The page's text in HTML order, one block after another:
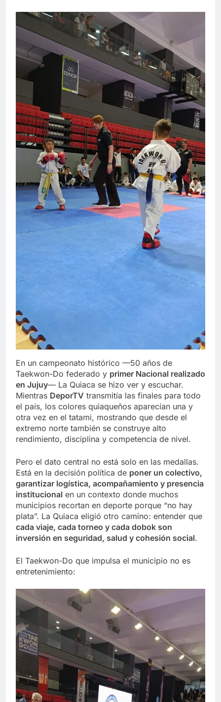
En un campeonato histórico —50 años de
Taekwon-Do federado y primer Nacional realizado
en Jujuy— La Quiaca se hizo ver y escuchar.
Mientras DeporTV transmitía las finales para todo
el país, los colores quiaqueños aparecían una y
otra vez en el tatami, mostrando que desde el
extremo norte también se construye alto
rendimiento, disciplina y competencia de nivel.
Pero el dato central no está solo en las medallas.
Está en la decisión política de poner un colectivo,
garantizar logística, acompañamiento y presencia
institucional en un contexto donde muchos
municipios recortan en deporte porque “no hay
plata”. La Quiaca eligió otro camino: entender que
cada viaje, cada torneo y cada dobok son
inversión en seguridad, salud y cohesión social.
El Taekwon-Do que impulsa el municipio no es
entretenimiento: